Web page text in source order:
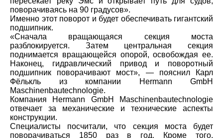
поворачиваясь на 90 градусов».
Именно этот поворот и будет обеспечивать гигантский
подшипник.
«Сначала вращающаяся секция моста
разблокируется. Затем центральная секция
поднимается вращающейся опорой, освобождая ее.
Наконец, гидравлический привод и поворотный
подшипник поворачивают мост», — пояснил Карл
Фёлькль из компании Hermann GmbH
Maschinenbautechnologie.
Компания Hermann GmbH Maschinenbautechnologie
отвечает за механические и технические аспекты
конструкции.
Специалисты посчитали, что секция моста будет
поворачиваться 1850 раз в год. Кроме того,